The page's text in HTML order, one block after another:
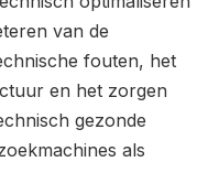
van de
fouten, het
en het zorgen
gezonde
als